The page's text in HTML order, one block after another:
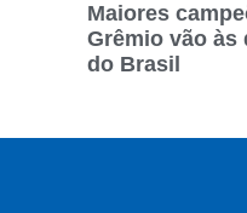
Maiores
Grêmio vão às
do Brasil